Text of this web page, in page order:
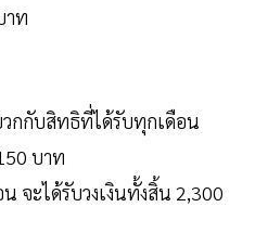
าท
วกกับสิทธิที่ได้รับทุกเดือน
บาท
จะได้รับวงเงินทั้งสิ้น 2,300